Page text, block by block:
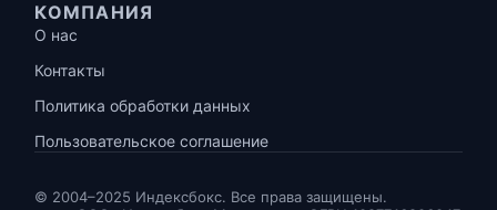
КОМПАНИЯ
О нас
Контакты
Политика обработки данных
Пользовательское соглашение
© 2004–2025 Индексбокс. Все права защищены.